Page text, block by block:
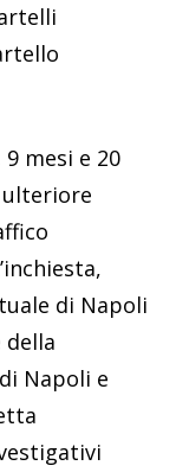
mesi e 20
ulteriore
di Napoli
della
Napoli e